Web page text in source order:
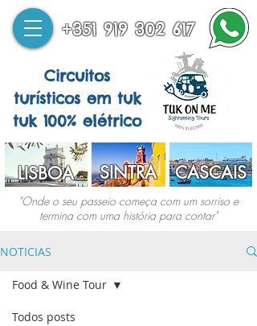
Circuitos
turísticos em tuk
tuk 100% elétrico
LISBOA SINTRA CASCAIS
"Onde o seu passeio começa com um sorriso e
termina com uma história para contar"
+351 919 302 617
NOTICIAS
Todos posts
Food & Wine Tour